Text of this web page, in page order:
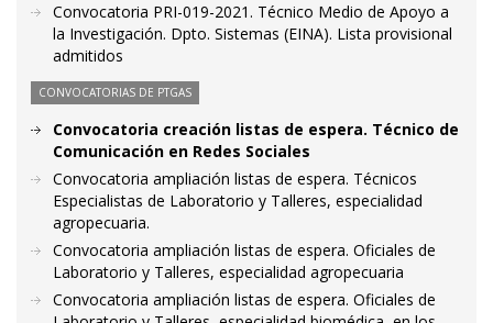
Convocatoria PRI-019-2021. Técnico Medio de Apoyo a
la Investigación. Dpto. Sistemas (EINA). Lista provisional
admitidos
CONVOCATORIAS DE PTGAS
Convocatoria creación listas de espera. Técnico de
Comunicación en Redes Sociales
Convocatoria ampliación listas de espera. Técnicos
Especialistas de Laboratorio y Talleres, especialidad
agropecuaria.
Convocatoria ampliación listas de espera. Oficiales de
Laboratorio y Talleres, especialidad agropecuaria
Convocatoria ampliación listas de espera. Oficiales de